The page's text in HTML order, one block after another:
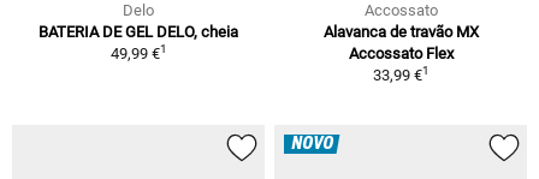
Delo
BATERIA DE GEL DELO, cheia
49,99 €1
Accossato
Alavanca de travão MX
Accossato Flex
33,99 €1
NOVO